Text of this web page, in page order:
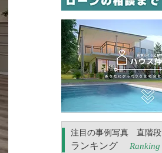
注目の事例写真 直階段
ランキング Ranking